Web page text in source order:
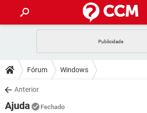
CELULAR
OUTLOOK
INSTAGRAM
DICAS
JOGOS
DOWNLOADS
JOGOS
Fórum Windows
Anterior
Ajuda Fechado